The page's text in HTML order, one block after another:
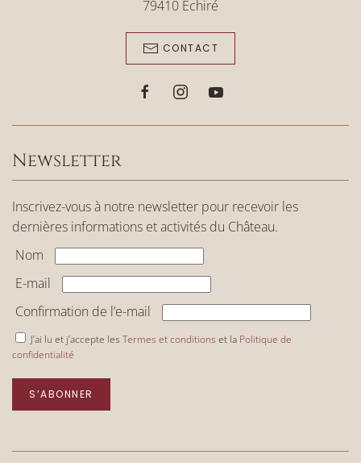
79410 Echiré
CONTACT
Newsletter
Inscrivez-vous à notre newsletter pour recevoir les
dernières informations et activités du Château.
Nom
E-mail
Confirmation de l’e-mail
J’ai lu et j’accepte les Termes et conditions et la Politique de
confidentialité
S’ABONNER